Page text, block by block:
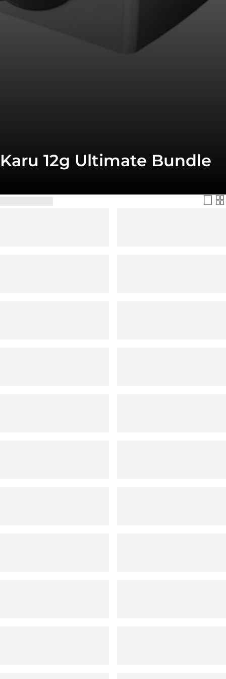
Karu 12g Ultimate Bundle